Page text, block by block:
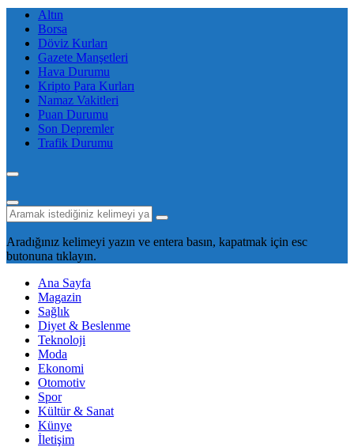
Altın
Borsa
Döviz Kurları
Gazete Manşetleri
Hava Durumu
Kripto Para Kurları
Namaz Vakitleri
Puan Durumu
Son Depremler
Trafik Durumu
Aradığınız kelimeyi yazın ve entera basın, kapatmak için esc
butonuna tıklayın.
Ana Sayfa
Magazin
Sağlık
Diyet & Beslenme
Teknoloji
Moda
Ekonomi
Otomotiv
Spor
Kültür & Sanat
Künye
İletişim